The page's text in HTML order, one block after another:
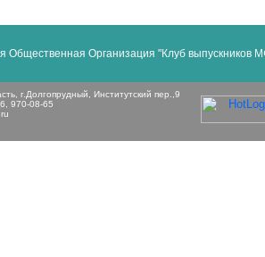
Общественная Организация "Клуб выпускников
г.Долгопрудный, Институтский пер.,9
970-08-65